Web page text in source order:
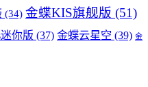
(34) 金蝶KIS旗舰版 (51)
你版 (37) 金蝶云星空 (39) 金